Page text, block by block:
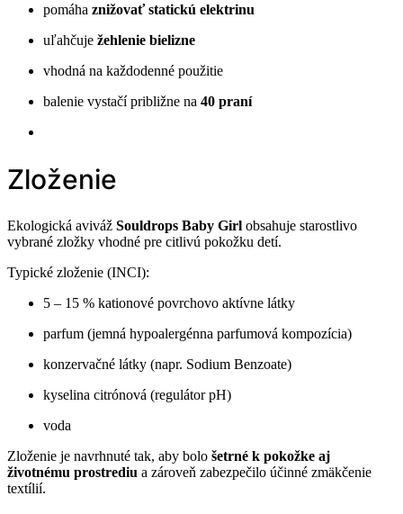
pomáha znižovať statickú elektrinu
uľahčuje žehlenie bielizne
vhodná na každodenné použitie
balenie vystačí približne na 40 praní
Zloženie
Ekologická aviváž Souldrops Baby Girl obsahuje starostlivo
vybrané zložky vhodné pre citlivú pokožku detí.
Typické zloženie (INCI):
5 – 15 % kationové povrchovo aktívne látky
parfum (jemná hypoalergénna parfumová kompozícia)
konzervačné látky (napr. Sodium Benzoate)
kyselina citrónová (regulátor pH)
voda
Zloženie je navrhnuté tak, aby bolo šetrné k pokožke aj
životnému prostrediu a zároveň zabezpečilo účinné zmäkčenie
textílií.